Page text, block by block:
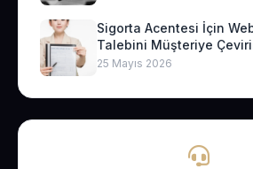
Sigorta Acentesi İçin
Talebini Müşteriye
25 Mayıs 2026